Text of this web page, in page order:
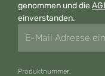
genommen und die
einverstanden.
Produktnummer: